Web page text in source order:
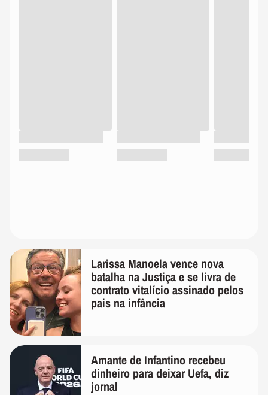
Larissa Manoela vence nova
batalha na Justiça e se livra de
contrato vitalício assinado pelos
pais na infância
Amante de Infantino recebeu
dinheiro para deixar Uefa, diz
jornal